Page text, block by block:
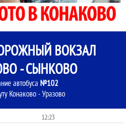
ВОКЗАЛ
- СЫНКОВО
автобуса №102
Конаково - Уразово
12:23